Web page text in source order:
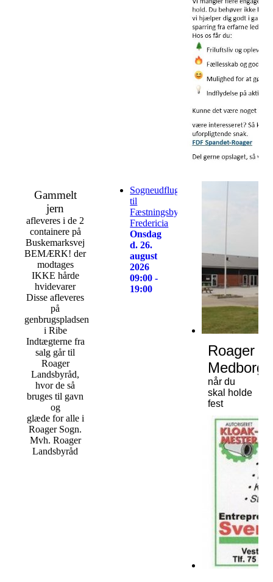
Gammelt
jern
afleveres i de 2
containere på
Buskemarksvej
BEMÆRK! der
modtages
IKKE hårde
hvidevarer
Disse afleveres
på
genbrugspladsen
i Ribe
Indtægterne fra
salg går til
Roager
Landsbyråd,
hvor de så
bruges til gavn
og
glæde for alle i
Roager Sogn.
Mvh. Roager
Landsbyråd
Sogneudflugt
til
Fæstningsbyen
Fredericia
Onsdag
d. 26.
august
2026
09:00 -
19:00
Roager
når du
skal holde
fest